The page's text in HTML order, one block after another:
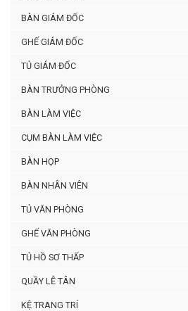
BÀN GIÁM ĐỐC
GHẾ GIÁM ĐỐC
TỦ GIÁM ĐỐC
BÀN TRƯỞNG PHÒNG
BÀN LÀM VIỆC
CỤM BÀN LÀM VIỆC
BÀN HỌP
BÀN NHÂN VIÊN
TỦ VĂN PHÒNG
GHẾ VĂN PHÒNG
TỦ HỒ SƠ THẤP
QUẦY LỄ TÂN
KỆ TRANG TRÍ